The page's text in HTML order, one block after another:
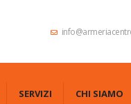
SERVIZI CHI SIAMO